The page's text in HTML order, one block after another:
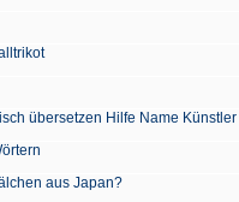
übersetzen Hilfe Name
aus Japan?